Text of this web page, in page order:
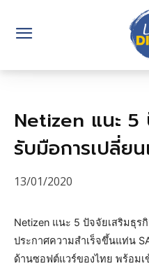
Netizen แนะ 5
รับมือการเปลี่ย
13/01/2020
Netizen แนะ 5 ปัจจัยเสริมธุ
ประกาศความสำเร็จขึ้นแท่น
ด้านซอฟต์แวร์ของไทย พร้อมเ